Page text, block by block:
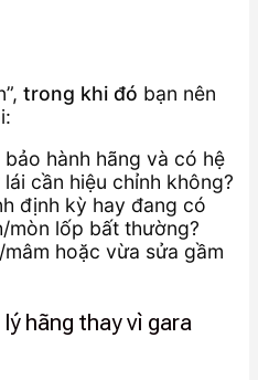
trong khi đó bạn nên
hành hãng và có hệ
cần hiệu chỉnh không?
định kỳ hay đang có
mòn lốp bất thường?
hoặc vừa sửa gầm
hãng thay vì gara